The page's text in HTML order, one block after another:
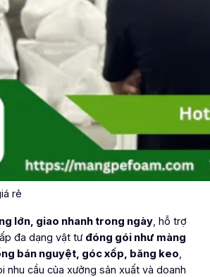
rẻ
lớn, giao nhanh trong ngày, hỗ trợ
đa dạng vật tư đóng gói như màng
bán nguyệt, góc xốp, băng keo,
nhu cầu của xưởng sản xuất và doanh